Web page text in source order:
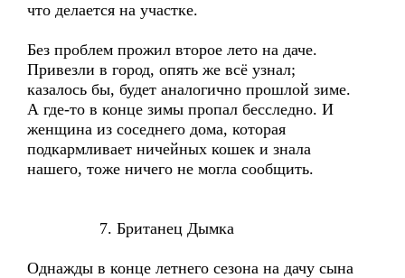
что делается на участке.
Без проблем прожил второе лето на даче.
Привезли в город, опять же всё узнал;
казалось бы, будет аналогично прошлой зиме.
А где-то в конце зимы пропал бесследно. И
женщина из соседнего дома, которая
подкармливает ничейных кошек и знала
нашего, тоже ничего не могла сообщить.
7. Британец Дымка
Однажды в конце летнего сезона на дачу сына